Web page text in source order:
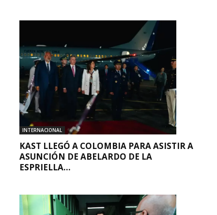
INTERNACIONAL
KAST LLEGÓ A COLOMBIA PARA ASISTIR A
ASUNCIÓN DE ABELARDO DE LA
ESPRIELLA...